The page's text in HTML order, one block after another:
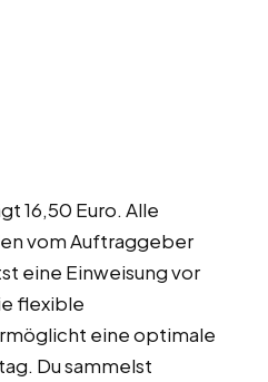
16,50 Euro. Alle
vom Auftraggeber
eine Einweisung vor
flexible
eine optimale
Du sammelst